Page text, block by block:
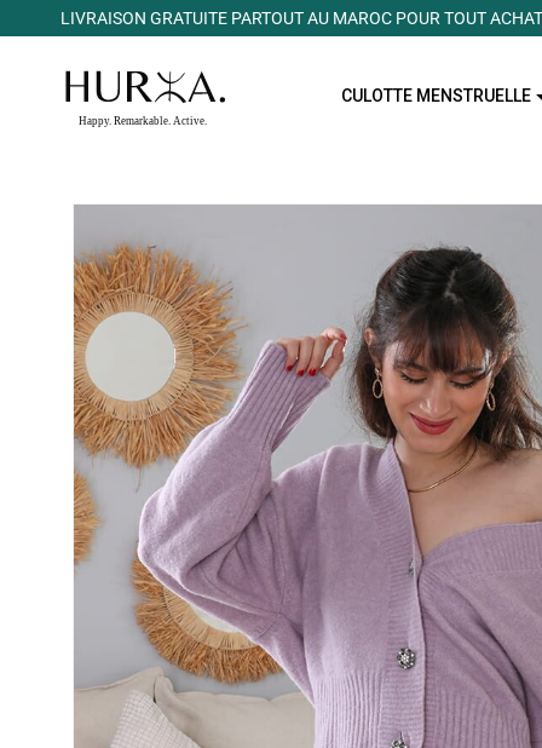
LIVRAISON GRATUITE PARTOUT AU MAROC POUR TOUT
CULOTTE MENSTRUELLE